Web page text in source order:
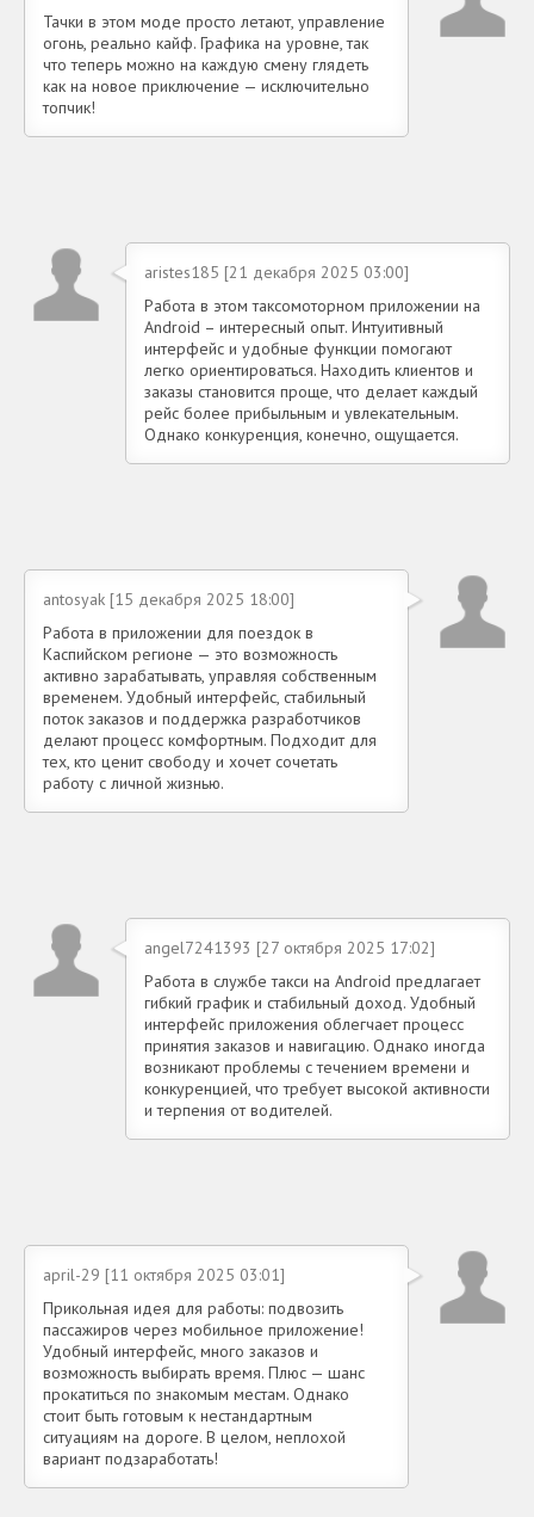
Тачки в этом моде просто летают, управление
огонь, реально кайф. Графика на уровне, так
что теперь можно на каждую смену глядеть
как на новое приключение — исключительно
топчик!
aristes185 [21 декабря 2025 03:00]
Работа в этом таксомоторном приложении на
Android – интересный опыт. Интуитивный
интерфейс и удобные функции помогают
легко ориентироваться. Находить клиентов и
заказы становится проще, что делает каждый
рейс более прибыльным и увлекательным.
Однако конкуренция, конечно, ощущается.
antosyak [15 декабря 2025 18:00]
Работа в приложении для поездок в
Каспийском регионе — это возможность
активно зарабатывать, управляя собственным
временем. Удобный интерфейс, стабильный
поток заказов и поддержка разработчиков
делают процесс комфортным. Подходит для
тех, кто ценит свободу и хочет сочетать
работу с личной жизнью.
angel7241393 [27 октября 2025 17:02]
Работа в службе такси на Android предлагает
гибкий график и стабильный доход. Удобный
интерфейс приложения облегчает процесс
принятия заказов и навигацию. Однако иногда
возникают проблемы с течением времени и
конкуренцией, что требует высокой активности
и терпения от водителей.
april-29 [11 октября 2025 03:01]
Прикольная идея для работы: подвозить
пассажиров через мобильное приложение!
Удобный интерфейс, много заказов и
возможность выбирать время. Плюс — шанс
прокатиться по знакомым местам. Однако
стоит быть готовым к нестандартным
ситуациям на дороге. В целом, неплохой
вариант подзаработать!